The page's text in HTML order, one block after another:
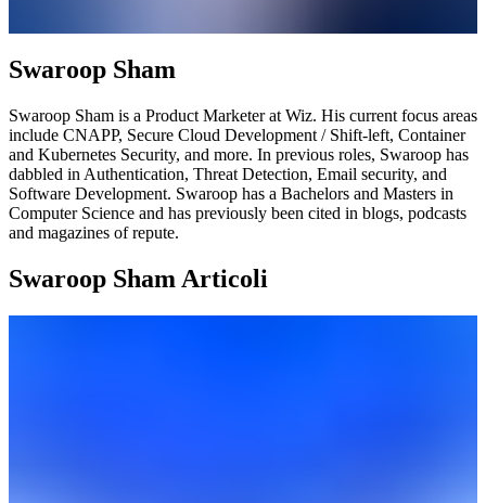
Swaroop Sham
Swaroop Sham is a Product Marketer at Wiz. His current focus areas
include CNAPP, Secure Cloud Development / Shift-left, Container
and Kubernetes Security, and more. In previous roles, Swaroop has
dabbled in Authentication, Threat Detection, Email security, and
Software Development. Swaroop has a Bachelors and Masters in
Computer Science and has previously been cited in blogs, podcasts
and magazines of repute.
Swaroop Sham Articoli